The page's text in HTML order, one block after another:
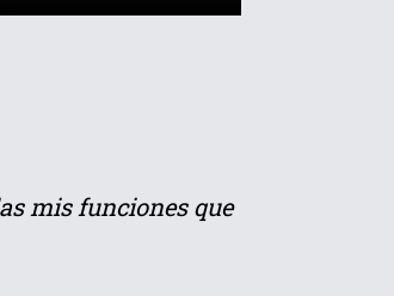
mis funciones que